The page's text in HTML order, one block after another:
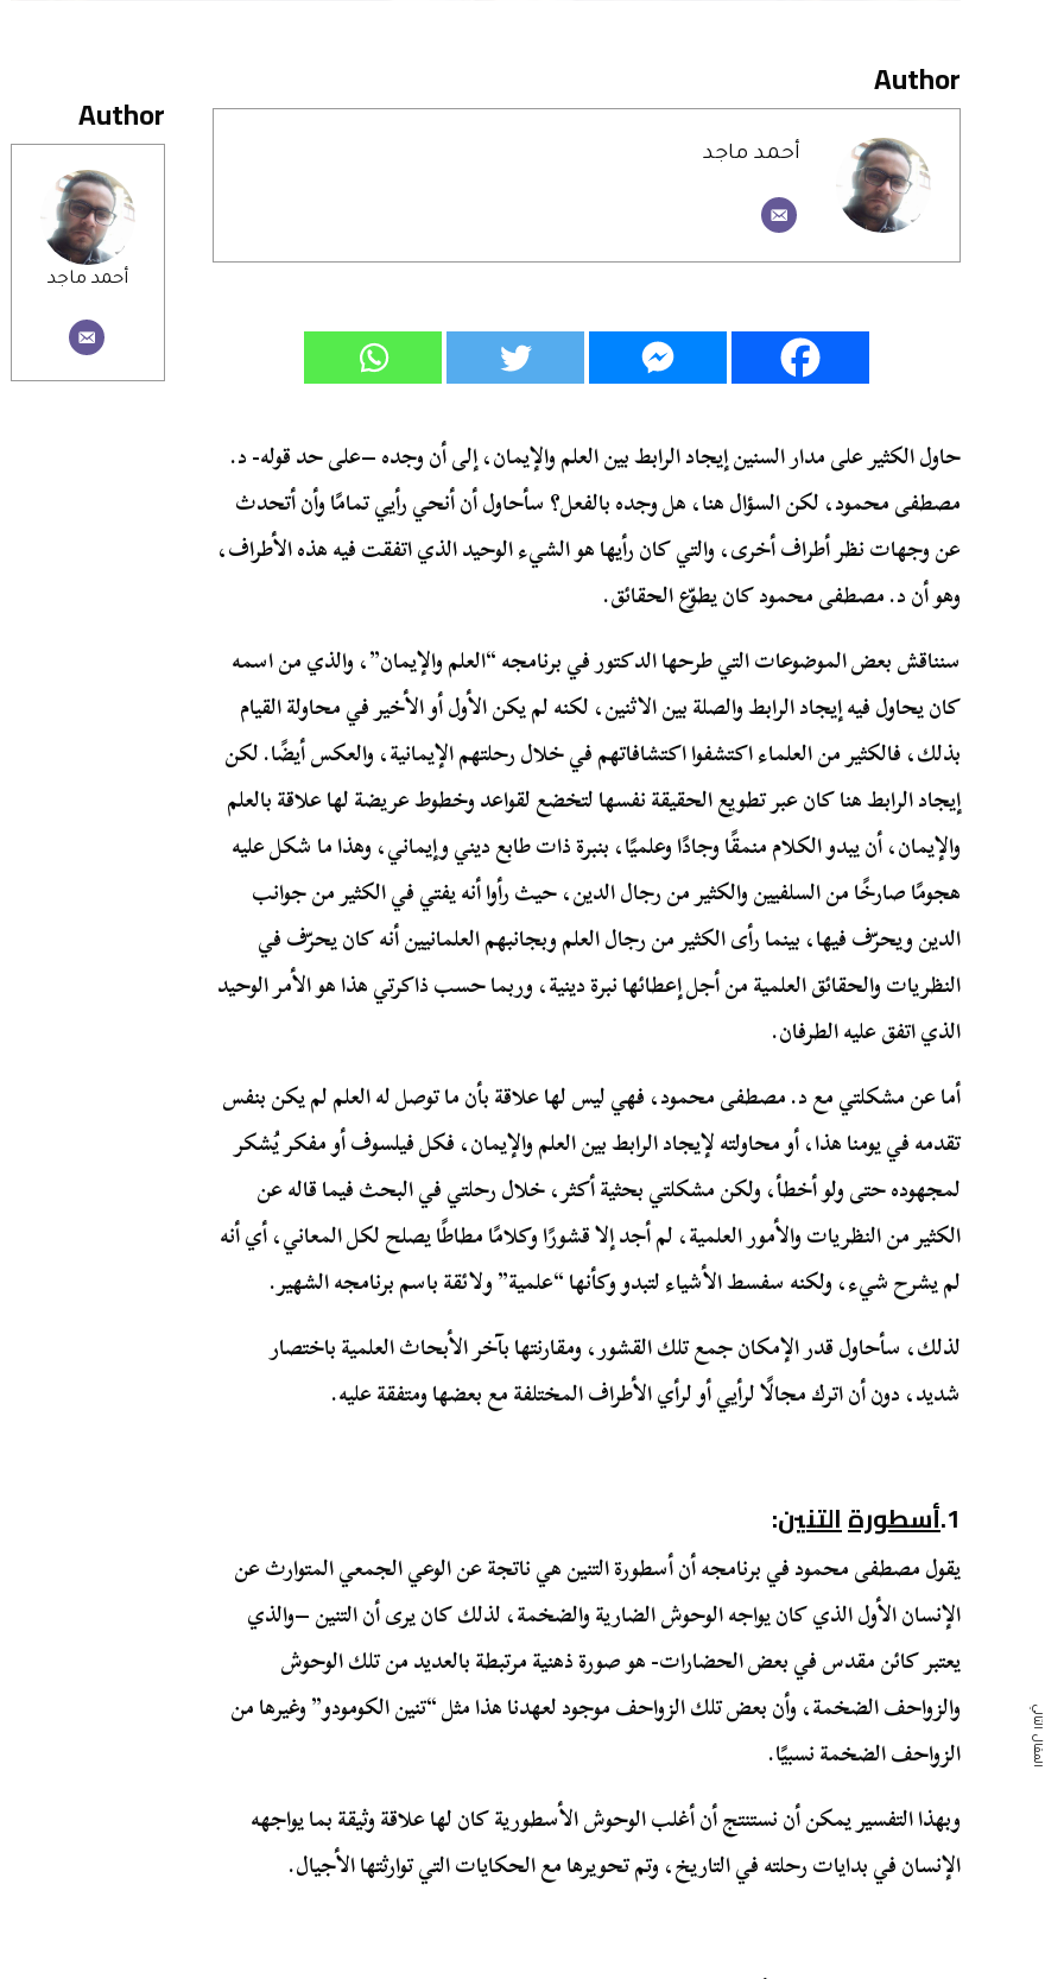
Author
أحمد ماجد
Author
أحمد ماجد
حاول الكثير على مدار السنين إيجاد الرابط بين العلم والإيمان، إلى أن وجده –على حد قوله- د.
مصطفى محمود، لكن السؤال هنا، هل وجده بالفعل؟ سأحاول أن أنحي رأيي تمامًا وأن أتحدث
عن وجهات نظر أطراف أخرى، والتي كان رأيها هو الشيء الوحيد الذي اتفقت فيه هذه الأطراف،
وهو أن د. مصطفى محمود كان يطوّع الحقائق.
سنناقش بعض الموضوعات التي طرحها الدكتور في برنامجه “العلم والإيمان”، والذي من اسمه
كان يحاول فيه إيجاد الرابط والصلة بين الاثنين، لكنه لم يكن الأول أو الأخير في محاولة القيام
بذلك، فالكثير من العلماء اكتشفوا اكتشافاتهم في خلال رحلتهم الإيمانية، والعكس أيضًا. لكن
إيجاد الرابط هنا كان عبر تطويع الحقيقة نفسها لتخضع لقواعد وخطوط عريضة لها علاقة بالعلم
والإيمان، أن يبدو الكلام منمقًا وجادًا وعلميًا، بنبرة ذات طابع ديني وإيماني، وهذا ما شكل عليه
هجومًا صارخًا من السلفيين والكثير من رجال الدين، حيث رأوا أنه يفتي في الكثير من جوانب
الدين ويحرّف فيها، بينما رأى الكثير من رجال العلم وبجانبهم العلمانيين أنه كان يحرّف في
النظريات والحقائق العلمية من أجل إعطائها نبرة دينية، وربما حسب ذاكرتي هذا هو الأمر الوحيد
الذي اتفق عليه الطرفان.
أما عن مشكلتي مع د. مصطفى محمود، فهي ليس لها علاقة بأن ما توصل له العلم لم يكن بنفس
تقدمه في يومنا هذا، أو محاولته لإيجاد الرابط بين العلم والإيمان، فكل فيلسوف أو مفكر يُشكر
لمجهوده حتى ولو أخطأ، ولكن مشكلتي بحثية أكثر، خلال رحلتي في البحث فيما قاله عن
الكثير من النظريات والأمور العلمية، لم أجد إلا قشورًا وكلامًا مطاطًا يصلح لكل المعاني، أي أنه
لم يشرح شيء، ولكنه سفسط الأشياء لتبدو وكأنها “علمية” ولائقة باسم برنامجه الشهير.
لذلك، سأحاول قدر الإمكان جمع تلك القشور، ومقارنتها بآخر الأبحاث العلمية باختصار
شديد، دون أن اترك مجالًا لرأيي أو لرأي الأطراف المختلفة مع بعضها ومتفقة عليه.
1.أسطورةالتنين:
يقول مصطفى محمود في برنامجه أن أسطورة التنين هي ناتجة عن الوعي الجمعي المتوارث عن
الإنسان الأول الذي كان يواجه الوحوش الضارية والضخمة، لذلك كان يرى أن التنين –والذي
يعتبر كائن مقدس في بعض الحضارات- هو صورة ذهنية مرتبطة بالعديد من تلك الوحوش
والزواحف الضخمة، وأن بعض تلك الزواحف موجود لعهدنا هذا مثل “تنين الكومودو” وغيرها من
الزواحف الضخمة نسبيًا.
وبهذا التفسير يمكن أن نستنتج أن أغلب الوحوش الأسطورية كان لها علاقة وثيقة بما يواجهه
الإنسان في بدايات رحلته في التاريخ، وتم تحويرها مع الحكايات التي توارثتها الأجيال.
المقال التالي